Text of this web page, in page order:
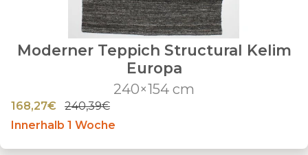
Moderner Teppich Structural Kelim
Europa
240×154 cm
168,27€
240,39€
Innerhalb 1 Woche